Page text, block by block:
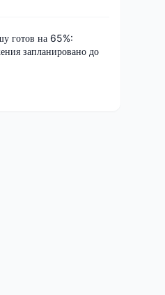
готов на 65%:
запланировано до